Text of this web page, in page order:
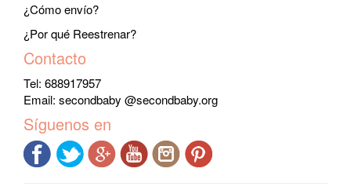
¿Cómo envío?
¿Por qué Reestrenar?
Contacto
Tel: 688917957
Email: secondbaby @secondbaby.org
Síguenos en